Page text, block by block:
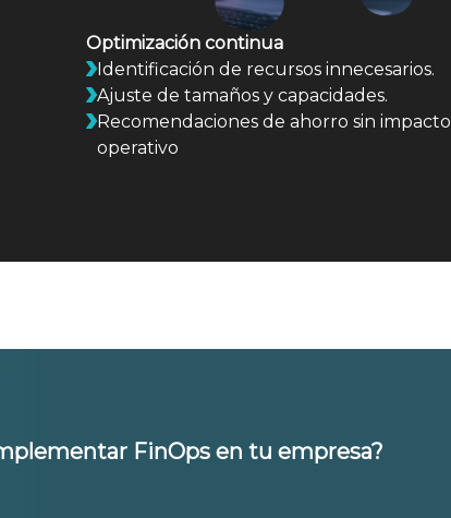
Optimización continua
Identificación de recursos innecesarios.
Ajuste de tamaños y capacidades.
Recomendaciones de ahorro sin impacto
operativo
FinOps en tu empresa?